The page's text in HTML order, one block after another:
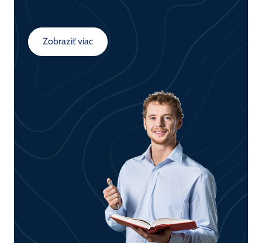
administrátorov aj vývojárov.
Zobraziť viac